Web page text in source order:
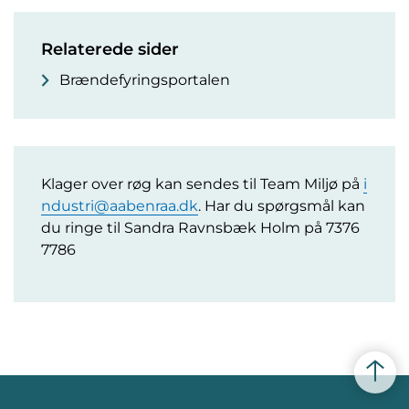
Relaterede sider
Brændefyringsportalen
Klager over røg kan sendes til Team Miljø på i
ndustri@aabenraa.dk. Har du spørgsmål kan
du ringe til Sandra Ravnsbæk Holm på 7376
7786